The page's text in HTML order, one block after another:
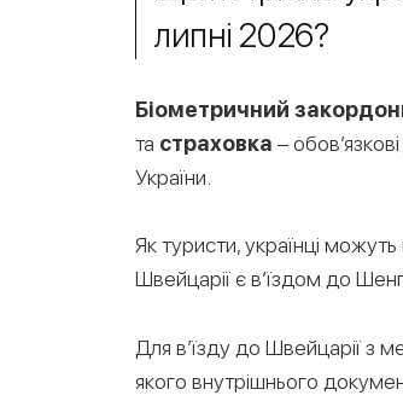
липні 2026?
Біометричний
та страховка –
України.
Як туристи, українці можуть
Швейцарії є в’їздом до
Для в’їзду до Швейцарії з
якого внутрішнього